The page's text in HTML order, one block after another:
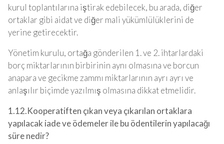
kurul toplantılarına iştirak edebilecek, bu arada, diğer
ortaklar gibi aidat ve diğer mali yükümlülüklerini de
yerine getirecektir.
Yönetim kurulu, ortağa gönderilen 1. ve 2. ihtarlardaki
borç miktarlarının birbirinin aynı olmasına ve borcun
anapara ve gecikme zammı miktarlarının ayrı ayrı ve
anlaşılır biçimde yazılmış olmasına dikkat etmelidir.
1.12.Kooperatiften çıkan veya çıkarılan ortaklara
yapılacak iade ve ödemeler ile bu ödentilerin yapılacağı
süre nedir?